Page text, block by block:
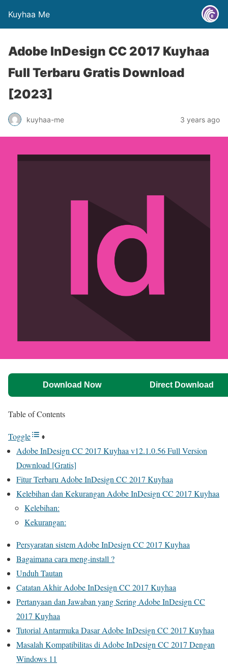
Kuyhaa Me
Adobe InDesign CC 2017 Kuyhaa
Full Terbaru Gratis Download
[2023]
kuyhaa-me 3 years ago
Download Now Direct Download
Table of Contents
Toggle
Adobe InDesign CC 2017 Kuyhaa v12.1.0.56 Full Version
Download [Gratis]
Fitur Terbaru Adobe InDesign CC 2017 Kuyhaa
Kelebihan dan Kekurangan Adobe InDesign CC 2017 Kuyhaa
Kelebihan:
Kekurangan:
Persyaratan sistem Adobe InDesign CC 2017 Kuyhaa
Bagaimana cara meng-install ?
Unduh Tautan
Catatan Akhir Adobe InDesign CC 2017 Kuyhaa
Pertanyaan dan Jawaban yang Sering Adobe InDesign CC
2017 Kuyhaa
Tutorial Antarmuka Dasar Adobe InDesign CC 2017 Kuyhaa
Masalah Kompatibilitas di Adobe InDesign CC 2017 Dengan
Windows 11